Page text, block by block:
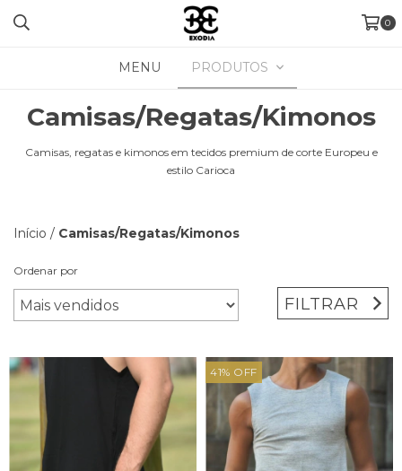
0
MENU PRODUTOS
Camisas/Regatas/Kimonos
Camisas, regatas e kimonos em tecidos premium de corte Europeu e
estilo Carioca
Início / Camisas/Regatas/Kimonos
Ordenar por
FILTRAR
41% OFF